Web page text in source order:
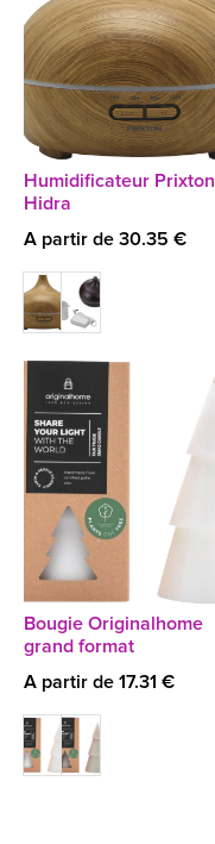
Humidificateur Prixton
Hidra
A partir de 30.35 €
Bougie Originalhome
grand format
A partir de 17.31 €